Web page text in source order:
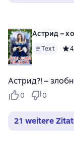
Астрид –
Text
Астрид?! –
0 0
21 weitere